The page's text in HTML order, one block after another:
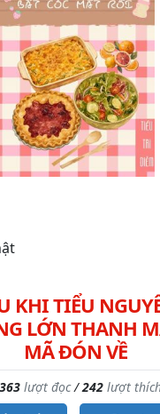
KHI TIỂU
LỚN THANH
MÃ ĐÓN VỀ
lượt đọc/242 lượt